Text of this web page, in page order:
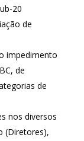
20
de
impedimento
de
de
nos diversos
(Diretores),